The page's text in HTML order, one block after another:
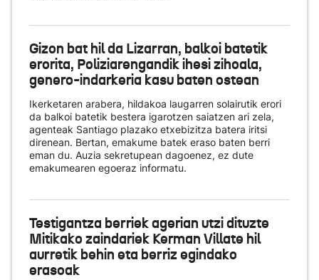
Gizon bat hil da Lizarran, balkoi batetik
erorita, Poliziarengandik ihesi zihoala,
genero-indarkeria kasu baten ostean
Ikerketaren arabera, hildakoa laugarren solairutik erori
da balkoi batetik bestera igarotzen saiatzen ari zela,
agenteak Santiago plazako etxebizitza batera iritsi
direnean. Bertan, emakume batek eraso baten berri
eman du. Auzia sekretupean dagoenez, ez dute
emakumearen egoeraz informatu.
Testigantza berriek agerian utzi dituzte
Mitikako zaindariek Kerman Villate hil
aurretik behin eta berriz egindako
erasoak